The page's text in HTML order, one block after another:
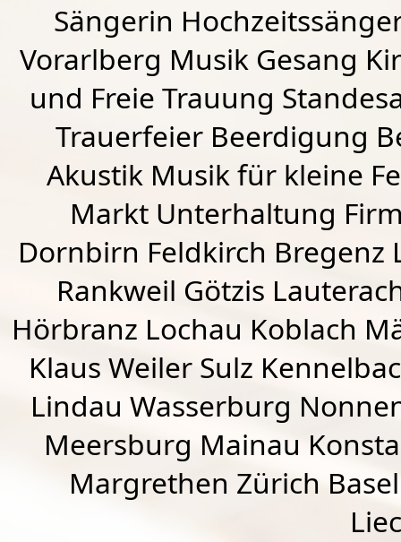
Sängerin
Vorarlberg Musik Gesang
und Freie Trauung
Trauerfeier Beerdigung
Akustik Musik für kleine
Markt Unterhaltung
Dornbirn Feldkirch Bregenz
Rankweil Götzis
Hörbranz Lochau Koblach
Klaus Weiler Sulz
Lindau Wasserburg
Meersburg Mainau
Margrethen Zürich